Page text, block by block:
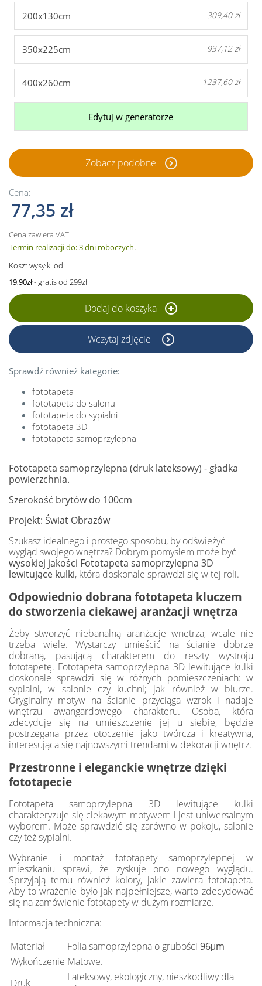
200x130cm 309,40 zł
350x225cm 937,12 zł
400x260cm 1237,60 zł
Edytuj w generatorze
Zobacz podobne
Cena:
77,35 zł
Cena zawiera VAT
Termin realizacji do: 3 dni roboczych.
Koszt wysyłki od:
19,90zł- gratis od 299zł
Dodaj do koszyka
Wczytaj zdjęcie
Sprawdź również kategorie:
fototapeta
fototapeta do salonu
fototapeta do sypialni
fototapeta 3D
fototapeta samoprzylepna
Fototapeta samoprzylepna (druk lateksowy) - gładka
powierzchnia.
Szerokość brytów do 100cm
Projekt: Świat Obrazów
Szukasz idealnego i prostego sposobu, by odświeżyć
wygląd swojego wnętrza? Dobrym pomysłem może być
wysokiej jakości Fototapeta samoprzylepna 3D
lewitujące kulki, która doskonale sprawdzi się w tej roli.
Odpowiednio dobrana fototapeta kluczem
do stworzenia ciekawej aranżacji wnętrza
Żeby stworzyć niebanalną aranżację wnętrza, wcale nie
trzeba wiele. Wystarczy umieścić na ścianie dobrze
dobraną, pasującą charakterem do reszty wystroju
fototapetę. Fototapeta samoprzylepna 3D lewitujące kulki
doskonale sprawdzi się w różnych pomieszczeniach: w
sypialni, w salonie czy kuchni; jak również w biurze.
Oryginalny motyw na ścianie przyciąga wzrok i nadaje
wnętrzu awangardowego charakteru. Osoba, która
zdecyduje się na umieszczenie jej u siebie, będzie
postrzegana przez otoczenie jako twórcza i kreatywna,
interesująca się najnowszymi trendami w dekoracji wnętrz.
Przestronne i eleganckie wnętrze dzięki
fototapecie
Fototapeta samoprzylepna 3D lewitujące kulki
charakteryzuje się ciekawym motywem i jest uniwersalnym
wyborem. Może sprawdzić się zarówno w pokoju, salonie
czy też sypialni.
Wybranie i montaż fototapety samoprzylepnej w
mieszkaniu sprawi, że zyskuje ono nowego wyglądu.
Sprzyjają temu również kolory, jakie zawiera fototapeta.
Aby to wrażenie było jak najpełniejsze, warto zdecydować
się na zamówienie fototapety w dużym rozmiarze.
Informacja techniczna:
Materiał
Folia samoprzylepna o grubości 96μm
Wykończenie Matowe.
Druk
Lateksowy, ekologiczny, nieszkodliwy dla